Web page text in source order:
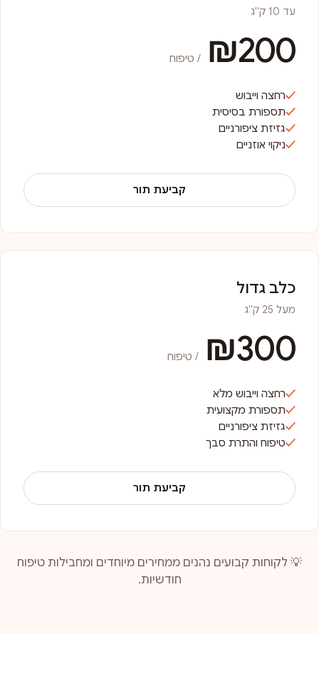
עד 10 ק"ג
₪200 / טיפוח
רחצה וייבוש
תספורת בסיסית
גזיזת ציפורניים
ניקוי אוזניים
קביעת תור
כלב גדול
מעל 25 ק"ג
₪300 / טיפוח
רחצה וייבוש מלא
תספורת מקצועית
גזיזת ציפורניים
טיפוח והתרת סבך
קביעת תור
💡 לקוחות קבועים נהנים ממחירים מיוחדים ומחבילות טיפוח
חודשיות.